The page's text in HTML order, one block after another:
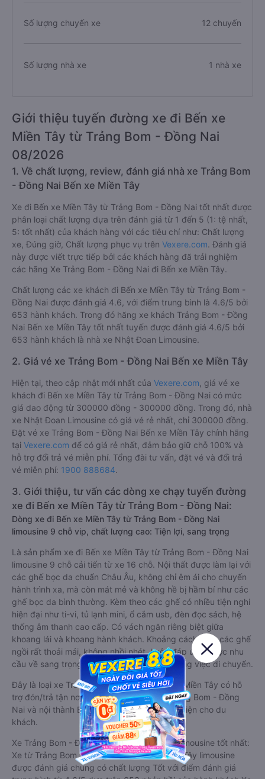
Số lượng chuyến xe 12 chuyến
Số lượng nhà xe 1 nhà xe
Giới thiệu tuyến đường xe đi Bến xe
Miền Tây từ Trảng Bom - Đồng Nai
08/2026
1. Về chất lượng, review, đánh giá nhà xe Trảng Bom
- Đồng Nai Bến xe Miền Tây
Xe đi Bến xe Miền Tây từ Trảng Bom - Đồng Nai tốt nhất được
phân loại chất lượng dựa trên đánh giá từ 1 đến 5 (1: tệ nhất,
5: tốt nhất) của khách hàng với các tiêu chí như: Chất lượng
xe, Đúng giờ, Chất lượng phục vụ trên Vexere.com. Đánh giá
này được viết trực tiếp bởi các khách hàng đã trải nghiệm
các hãng Xe Trảng Bom - Đồng Nai đi Bến xe Miền Tây.
Chất lượng các xe khách đi Bến xe Miền Tây từ Trảng Bom -
Đồng Nai được đánh giá 4.6, với điểm trung bình là 4.6/5 bởi
653 hành khách. Trong đó hãng xe khách Trảng Bom - Đồng
Nai Bến xe Miền Tây tốt nhất tuyến được đánh giá 4.6/5 bởi
653 hành khách là nhà xe Nhật Đoan Limousine.
2. Giá vé xe Trảng Bom - Đồng Nai Bến xe Miền Tây
Hiện tại, theo cập nhật mới nhất của Vexere.com , giá vé xe
khách đi Bến xe Miền Tây từ Trảng Bom - Đồng Nai có mức
giá dao động từ 300000 đồng - 300000 đồng. Trong đó, nhà
xe Nhật Đoan Limousine có giá vé rẻ nhất, chỉ 300000 đồng.
Đặt vé xe Trảng Bom - Đồng Nai Bến xe Miền Tây chính hãng
tại Vexere.com để có giá rẻ nhất, đảm bảo giữ chỗ 100% và
hỗ trợ đổi trả vé miễn phí. Tổng đài tư vấn, đặt vé và đổi trả
vé miễn phí: 1900 888684.
3. Giới thiệu, tư vấn các dòng xe chạy tuyến đường
xe đi Bến xe Miền Tây từ Trảng Bom - Đồng Nai:
Dòng xe đi Bến xe Miền Tây từ Trảng Bom - Đồng Nai
limousine 9 chỗ vip, chất lượng cao: Tiện lợi, sang trọng
Là sản phẩm xe đi Bến xe Miền Tây từ Trảng Bom - Đồng Nai
limousine 9 chỗ cải tiến từ xe 16 chỗ. Nội thất được làm lại với
các ghế bọc da chuẩn Châu Âu, không chỉ êm ái cho chuyến
hành trình xa, mà còn mát mẻ và không hề bị hầm bí như các
ghế bọc da bình thường. Kèm theo các ghế có nhiều tiện nghi
hiện đại như ti-vi, tủ lạnh mini, ổ cắm usb, đèn đọc sách, hệ
thống âm thanh cao cấp. Có vách ngăn riêng biệt giữa
khoang lái và khoang hành khách. Khoảng cách giữa các ghế
ngồi rất thoải mái, không nhồi nhét. Luôn đáp ứng được nhu
cầu về sang trọng, thoải mái và tiện nghi trong việc di chuyển.
Đây là loại xe Trảng Bom - Đồng Nai Bến xe Miền Tây có hỗ
trợ đón/trả tận nơi miễn phí tại nội thành Trảng Bom - Đồng
Nai và nội thành Bến xe Miền Tây, rất thuận tiện cho du
khách.
Xe Trảng Bom - Đồng Nai Bến xe Miền Tây limousine tốt nhất:
Xe từ Trảng Bom - Đồng Nai đi Bến xe Miền Tây limousine
được đánh giá chung có chất lượng Tốt với điểm đánh giá